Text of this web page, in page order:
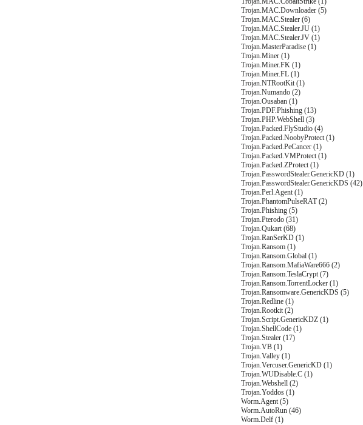
Trojan.MAC.Downloader (5)
Trojan.MAC.Stealer (6)
Trojan.MAC.Stealer.JU (1)
Trojan.MAC.Stealer.JV (1)
Trojan.MasterParadise (1)
Trojan.Miner (1)
Trojan.Miner.FK (1)
Trojan.Miner.FL (1)
Trojan.NTRootKit (1)
Trojan.Numando (2)
Trojan.Ousaban (1)
Trojan.PDF.Phishing (13)
Trojan.PHP.WebShell (3)
Trojan.Packed.FlyStudio (4)
Trojan.Packed.NoobyProtect (1)
Trojan.Packed.PeCancer (1)
Trojan.Packed.VMProtect (1)
Trojan.Packed.ZProtect (1)
Trojan.PasswordStealer.GenericKD (1)
Trojan.PasswordStealer.GenericKDS (42)
Trojan.Perl.Agent (1)
Trojan.PhantomPulseRAT (2)
Trojan.Phishing (5)
Trojan.Pterodo (31)
Trojan.Qukart (68)
Trojan.RanSerKD (1)
Trojan.Ransom (1)
Trojan.Ransom.Global (1)
Trojan.Ransom.MafiaWare666 (2)
Trojan.Ransom.TeslaCrypt (7)
Trojan.Ransom.TorrentLocker (1)
Trojan.Ransomware.GenericKDS (5)
Trojan.Redline (1)
Trojan.Rootkit (2)
Trojan.Script.GenericKDZ (1)
Trojan.ShellCode (1)
Trojan.Stealer (17)
Trojan.VB (1)
Trojan.Valley (1)
Trojan.Vercuser.GenericKD (1)
Trojan.WUDisable.C (1)
Trojan.Webshell (2)
Trojan.Yoddos (1)
Worm.Agent (5)
Worm.AutoRun (46)
Worm.Delf (1)